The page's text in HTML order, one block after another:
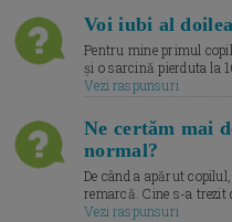
Voi iubi al
Pentru mine primul
și o sarcină pierduta la
Vezi raspunsuri
Ne certăm mai
normal?
De când a apărut
remarcă. Cine s-a
Vezi raspunsuri